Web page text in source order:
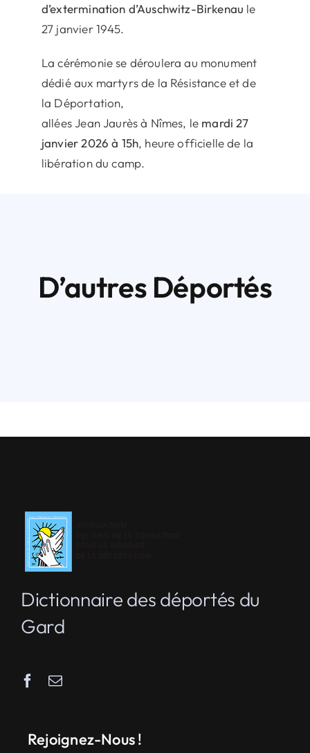
d’extermination d’Auschwitz-Birkenau le
27 janvier 1945.
La cérémonie se déroulera au monument
dédié aux martyrs de la Résistance et de
la Déportation,
allées Jean Jaurès à Nîmes, le mardi 27
janvier 2026 à 15h, heure officielle de la
libération du camp.
D’autres Déportés
Dictionnaire des déportés du
Gard
Rejoignez-Nous !